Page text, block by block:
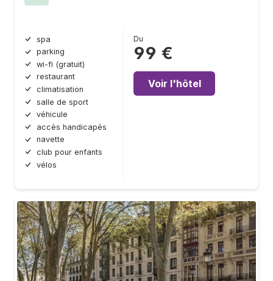
spa
parking
wi-fi (gratuit)
restaurant
climatisation
salle de sport
véhicule
accès handicapés
navette
club pour enfants
vélos
Du
99 €
Voir l'hôtel